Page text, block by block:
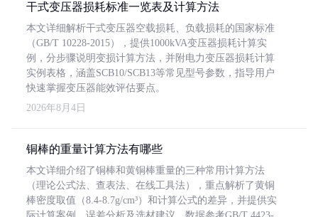
干式变压器损耗标准一览表及计算方法
本文详细解析干式变压器空载损耗、负载损耗的国家标准
（GB/T 10228-2015），提供1000kVA变压器损耗计算实
例，分步骤说明变损计算方法，并附电力变压器损耗计算
实例表格，涵盖SCB10/SCB13等常见型号参数，指导用户
快速掌握变压器能效评估要点。
2026年8月4日
铜棒的重量计算方法有哪些
本文详细介绍了铜棒和黄铜棒重量的三种常用计算方法
（理论公式法、查表法、在线工具法），重点解析了黄铜
棒密度取值（8.4-8.7g/cm³）和计算公式的差异，并提供实